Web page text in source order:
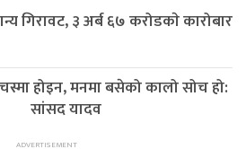
गिरावट, ३ अर्ब ६७ करोडकाे कारोबार
होइन, मनमा बसेको कालो सोच हो:
सांसद यादव